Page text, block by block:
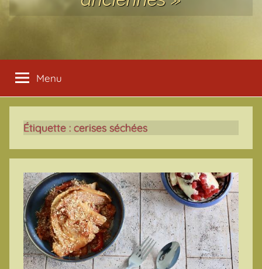
Menu
Étiquette : cerises séchées